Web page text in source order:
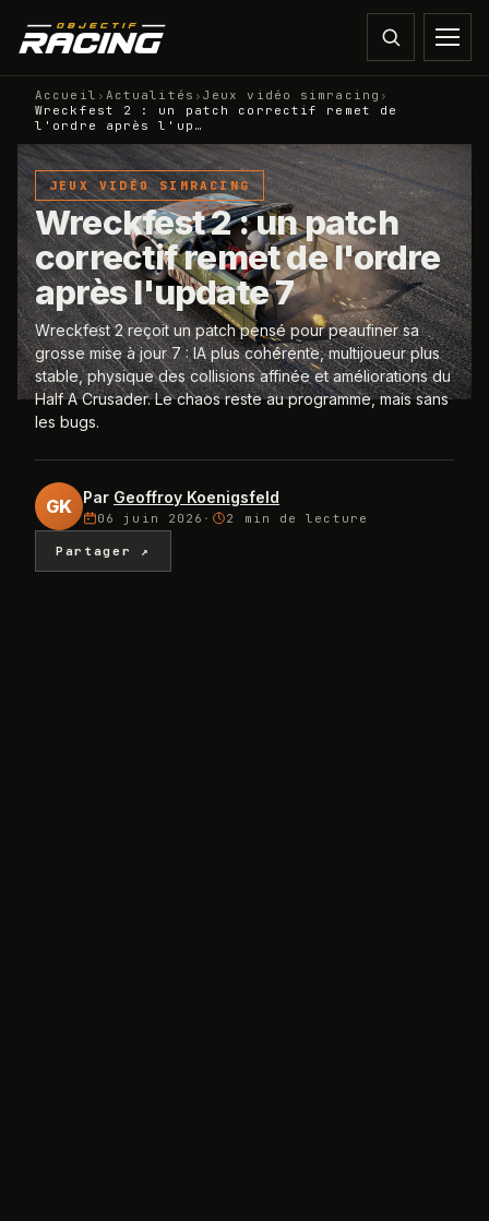
Accueil › Actualités › Jeux vidéo simracing ›
Wreckfest 2 : un patch correctif remet de
l'ordre après l'up…
JEUX VIDÉO SIMRACING
Wreckfest 2 : un patch
correctif remet de l'ordre
après l'update 7
Wreckfest 2 reçoit un patch pensé pour peaufiner sa
grosse mise à jour 7 : IA plus cohérente, multijoueur plus
stable, physique des collisions affinée et améliorations du
Half A Crusader. Le chaos reste au programme, mais sans
les bugs.
GK Par Geoffroy Koenigsfeld
06 juin 2026 · 2 min de lecture
Partager ↗